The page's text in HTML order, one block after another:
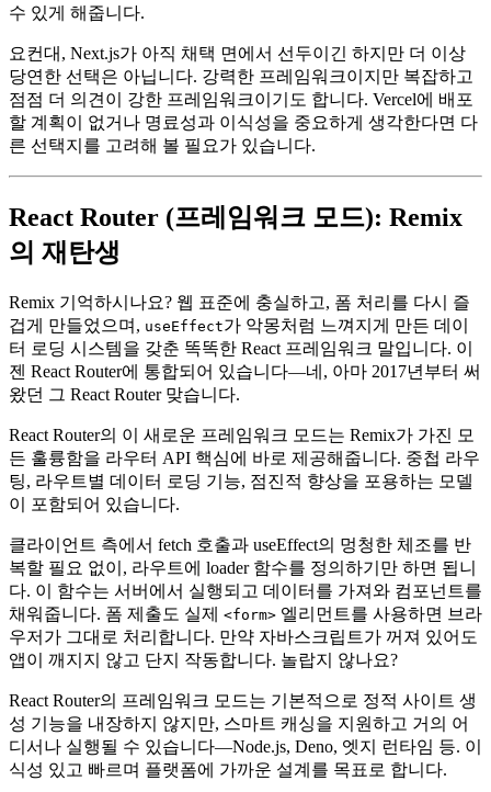
언트와 서버에 동일한 정신 모델을 사용합니다. 그리고 중요한
점은, 모든 걸 하려고 하지 않고 잘 구조화된 빠르고 서버를 인
지하는 React 앱을 예측 가능한 동작과 숨겨진 마법 없이 만들
수 있게 해줍니다.
요컨대, Next.js가 아직 채택 면에서 선두이긴 하지만 더 이상
당연한 선택은 아닙니다. 강력한 프레임워크이지만 복잡하고
점점 더 의견이 강한 프레임워크이기도 합니다. Vercel에 배포
할 계획이 없거나 명료성과 이식성을 중요하게 생각한다면 다
른 선택지를 고려해 볼 필요가 있습니다.
React Router (프레임워크 모드): Remix
의 재탄생
Remix 기억하시나요? 웹 표준에 충실하고, 폼 처리를 다시 즐
겁게 만들었으며,useEffect 가 악몽처럼 느껴지게 만든 데이
터 로딩 시스템을 갖춘 똑똑한 React 프레임워크 말입니다. 이
젠 React Router에 통합되어 있습니다—네, 아마 2017년부터 써
왔던 그 React Router 맞습니다.
React Router의 이 새로운 프레임워크 모드는 Remix가 가진 모
든 훌륭함을 라우터 API 핵심에 바로 제공해줍니다. 중첩 라우
팅, 라우트별 데이터 로딩 기능, 점진적 향상을 포용하는 모델
이 포함되어 있습니다.
클라이언트 측에서 fetch 호출과 useEffect의 멍청한 체조를 반
복할 필요 없이, 라우트에 loader 함수를 정의하기만 하면 됩니
다. 이 함수는 서버에서 실행되고 데이터를 가져와 컴포넌트를
채워줍니다. 폼 제출도 실제<form>엘리먼트를 사용하면 브라
우저가 그대로 처리합니다. 만약 자바스크립트가 꺼져 있어도
앱이 깨지지 않고 단지 작동합니다. 놀랍지 않나요?
React Router의 프레임워크 모드는 기본적으로 정적 사이트 생